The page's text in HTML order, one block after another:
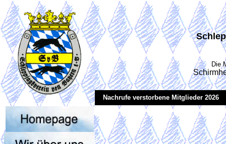
Die
Nachrufe verstorbene Mitglieder 2026